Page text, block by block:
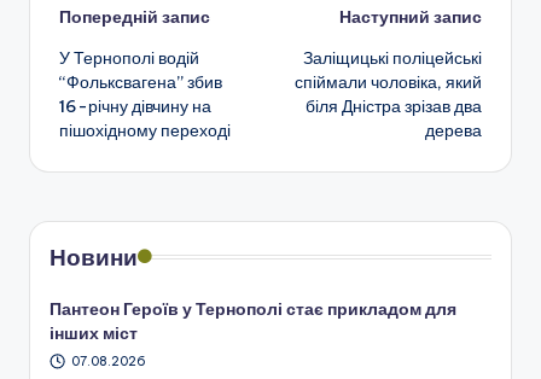
Навігація
по
запису
Попередній запис
У Тернополі водій
“Фольксвагена” збив
16-річну дівчину на
пішохідному переході
Наступний запис
Заліщицькі поліцейські
спіймали чоловіка, який
біля Дністра зрізав два
дерева
Новини
Пантеон Героїв у Тернополі стає прикладом для
інших міст
07.08.2026